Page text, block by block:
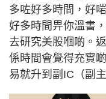
多咗好多時間，好
好多時間畀你溫書
去研究美股嗰啲。
係時間會覺得充實
易就升到副IC（副